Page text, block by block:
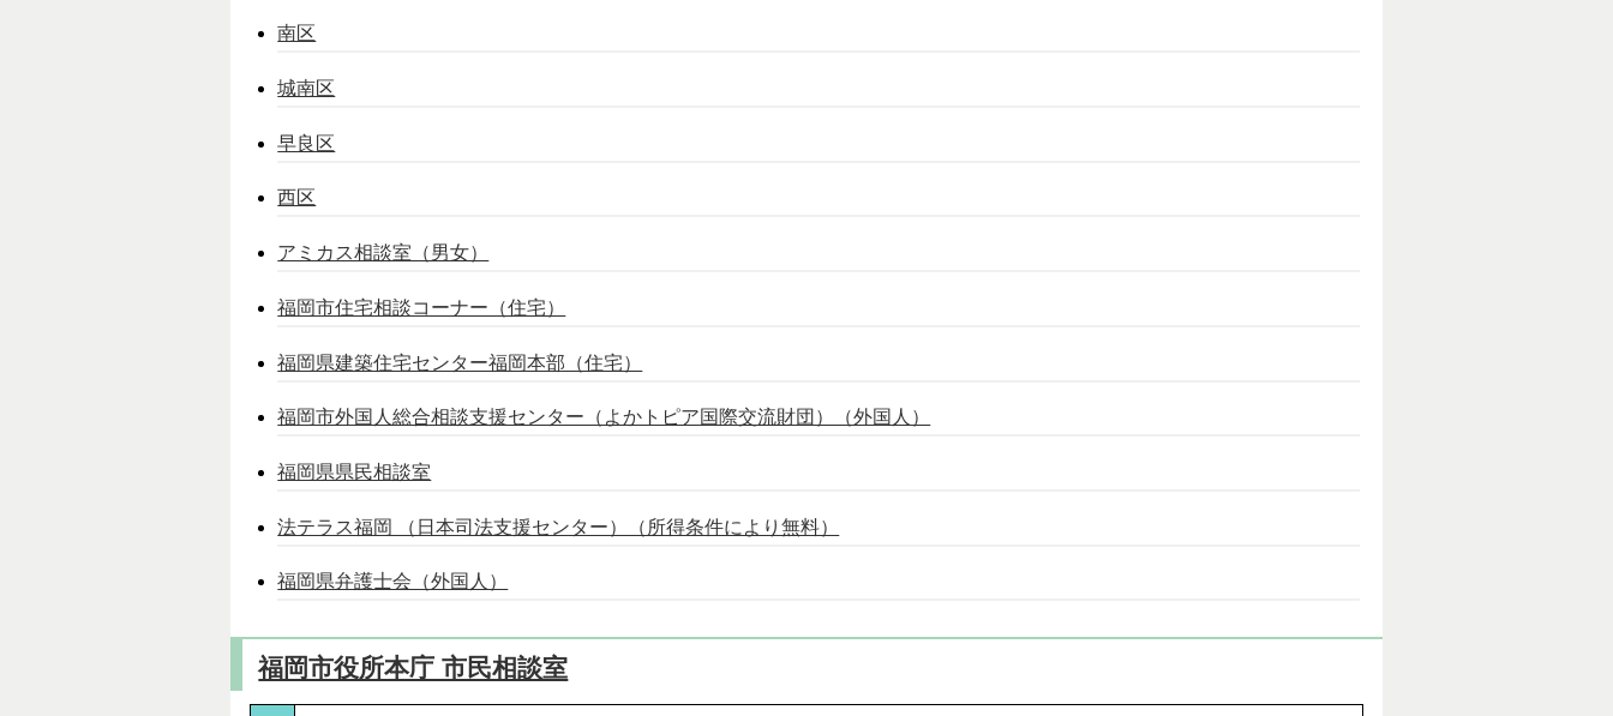
南区
城南区
早良区
西区
アミカス相談室（男女）
福岡市住宅相談コーナー（住宅）
福岡県建築住宅センター福岡本部（住宅）
福岡市外国人総合相談支援センター（よかトピア国際交流財団）（外国人）
福岡県県民相談室
法テラス福岡 （日本司法支援センター）（所得条件により無料）
福岡県弁護士会（外国人）
福岡市役所本庁 市民相談室